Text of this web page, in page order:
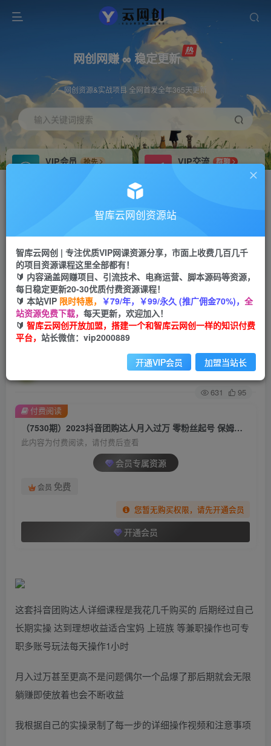
网创网赚 ∞ 稳定更新
网创资源&实战项目 全网首发全年365天更新
输入关键词搜索
VIP会员
抢先
VIP交流
群聊
研究探讨更多创业项目路子。
会员专属推广链接
网赚网创 项目
365天稳定跟新
APP下载
GO
首页 创业课程 会员专属 正文
（7530期）2023抖音团购达人月入过万 零粉丝起
号 保姆式教学 确保操作者都会有收益
关注 私信
631 95
（7530期）2023抖音团购达人月入过万 零粉丝起号 保姆式教学 确保操作者都会有收益
此内容为付费阅读，请付费后查看
会员专属资源
会员 免费
您暂无购买权限，请先开通会员
开通会员
付费阅读
这套抖音团购达人详细课程是我花几千购买的 后期经过自己
长期实操 达到理想收益适合宝妈 上班族 等兼职操作也可专
职多账号玩法每天操作1小时
月入过万甚至更高不是问题偶尔一个品爆了那后期就会无限
躺赚即使放着也会不断收益
我根据自己的实操录制了每一步的详细操作视频和注意事项
智库云网创资源站
智库云网创 | 专注优质VIP网课资源分享，市面上收费几百几千
的项目资源课程这里全部都有！
🔰 内容涵盖网赚项目、引流技术、电商运营、脚本源码等资源，
每日稳定更新20-30优质付费资源课程！
🔰 本站VIP 限时特惠， ￥79/年，￥99/永久 (推广佣金70%)， 全
站资源免费下载， 每天更新，欢迎加入！
🔰 智库云网创开放加盟，搭建一个和智库云网创一样的知识付费
平台， 站长微信：vip2000889
开通VIP会员 加盟当站长